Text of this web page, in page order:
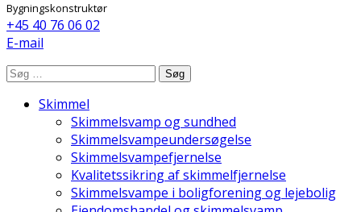
Bygningskonstruktør
+45 40 76 06 02
E-mail
Søg
Skimmel
Skimmelsvamp og sundhed
Skimmelsvampeundersøgelse
Skimmelsvampefjernelse
Kvalitetssikring af skimmelfjernelse
Skimmelsvampe i boligforening og lejebolig